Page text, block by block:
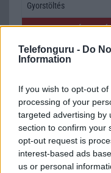
Telefonguru - Do
Information
If you wish to opt-out
processing of your
targeted advertising by
section to confirm your
opt-out request is
interest-based ads
us or personal
Gyorstöltés
ALKALMAZÁSOK
Java
SNS integráció
Organizer
T9 szótár
Office alkalmazások